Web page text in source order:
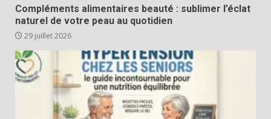
Compléments alimentaires beauté : sublimer l’éclat
naturel de votre peau au quotidien
29 juillet 2026